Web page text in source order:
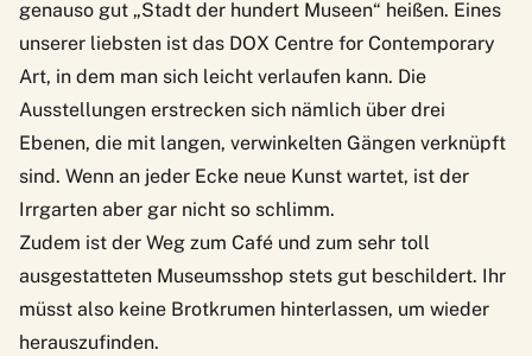
genauso gut „Stadt der hundert Museen“ heißen. Eines
unserer liebsten ist das DOX Centre for Contemporary
Art, in dem man sich leicht verlaufen kann. Die
Ausstellungen erstrecken sich nämlich über drei
Ebenen, die mit langen, verwinkelten Gängen verknüpft
sind. Wenn an jeder Ecke neue Kunst wartet, ist der
Irrgarten aber gar nicht so schlimm.
Zudem ist der Weg zum Café und zum sehr toll
ausgestatteten Museumsshop stets gut beschildert. Ihr
müsst also keine Brotkrumen hinterlassen, um wieder
herauszufinden.